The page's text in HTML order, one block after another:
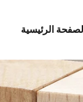
الرئيسية